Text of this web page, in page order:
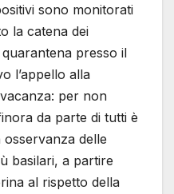
sono monitorati
la catena dei
presso il
l’appello alla
per non
da parte di tutti è
delle
basilari, a partire
al rispetto della